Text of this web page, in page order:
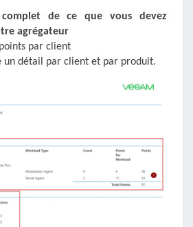
de ce que vous devez
agrégateur
par client
un détail par client et par produit.